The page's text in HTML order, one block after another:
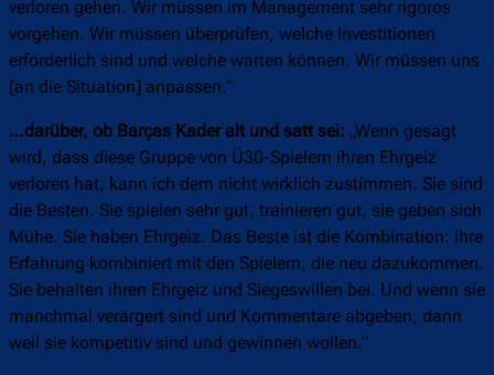
verloren gehen. Wir müssen im Management sehr rigoros
vorgehen. Wir müssen überprüfen, welche Investitionen
erforderlich sind und welche warten können. Wir müssen uns
[an die Situation] anpassen.“
…darüber, ob Barças Kader alt und satt sei: „Wenn gesagt
wird, dass diese Gruppe von Ü30-Spielern ihren Ehrgeiz
verloren hat, kann ich dem nicht wirklich zustimmen. Sie sind
die Besten. Sie spielen sehr gut, trainieren gut, sie geben sich
Mühe. Sie haben Ehrgeiz. Das Beste ist die Kombination: ihre
Erfahrung kombiniert mit den Spielern, die neu dazukommen.
Sie behalten ihren Ehrgeiz und Siegeswillen bei. Und wenn sie
manchmal verärgert sind und Kommentare abgeben, dann
weil sie kompetitiv sind und gewinnen wollen.“